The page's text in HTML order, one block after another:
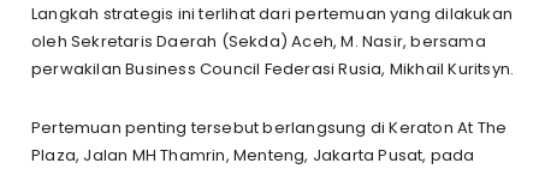
Langkah strategis ini terlihat dari pertemuan yang dilakukan
oleh Sekretaris Daerah (Sekda) Aceh, M. Nasir, bersama
perwakilan Business Council Federasi Rusia, Mikhail Kuritsyn.
Pertemuan penting tersebut berlangsung di Keraton At The
Plaza, Jalan MH Thamrin, Menteng, Jakarta Pusat, pada